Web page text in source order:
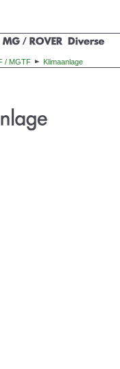
/ MGTF Klimaanlage